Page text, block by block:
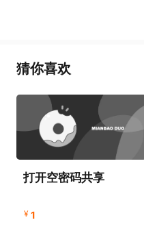
猜你喜欢
打开空密码共享
¥ 1